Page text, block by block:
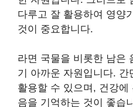
다루고 잘 활용하여 영양
것이 중요합니다.
라면 국물을 비롯한 남은
기 아까운 자원입니다. 간
활용할 수 있으며, 건강
음을 기억하는 것이 좋습